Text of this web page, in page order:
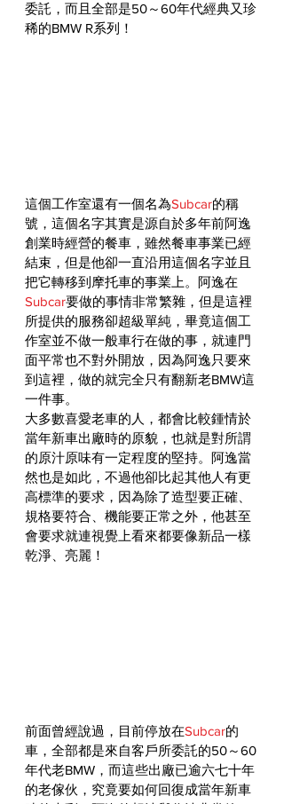
委託，而且全部是50～60年代經典又珍
稀的BMW R系列！
這個工作室還有一個名為Subcar的稱
號，這個名字其實是源自於多年前阿逸
創業時經營的餐車，雖然餐車事業已經
結束，但是他卻一直沿用這個名字並且
把它轉移到摩托車的事業上。阿逸在
Subcar要做的事情非常繁雜，但是這裡
所提供的服務卻超級單純，畢竟這個工
作室並不做一般車行在做的事，就連門
面平常也不對外開放，因為阿逸只要來
到這裡，做的就完全只有翻新老BMW這
一件事。
大多數喜愛老車的人，都會比較鍾情於
當年新車出廠時的原貌，也就是對所謂
的原汁原味有一定程度的堅持。阿逸當
然也是如此，不過他卻比起其他人有更
高標準的要求，因為除了造型要正確、
規格要符合、機能要正常之外，他甚至
會要求就連視覺上看來都要像新品一樣
乾淨、亮麗！
前面曾經說過，目前停放在Subcar的
車，全部都是來自客戶所委託的50～60
年代老BMW，而這些出廠已逾六七十年
的老傢伙，究竟要如何回復成當年新車